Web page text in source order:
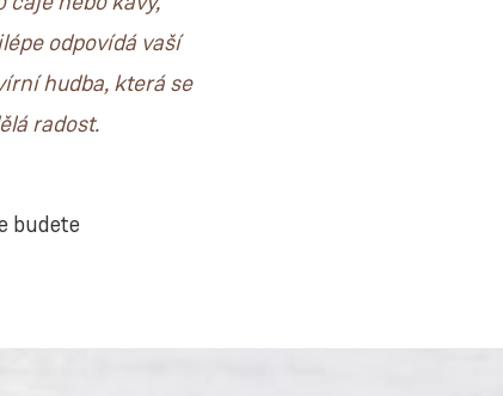
odpovídá vaší
hudba, která se
radost.
budete